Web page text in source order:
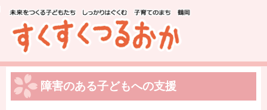
障害のある子どもへの支援